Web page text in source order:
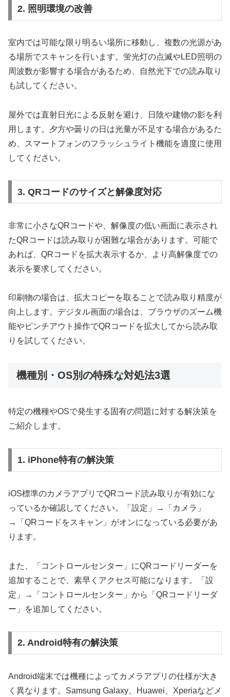
2. 照明環境の改善
室内では可能な限り明るい場所に移動し、複数の光源があ
る場所でスキャンを行います。蛍光灯の点滅やLED照明の
周波数が影響する場合があるため、自然光下での読み取り
も試してください。
屋外では直射日光による反射を避け、日陰や建物の影を利
用します。夕方や曇りの日は光量が不足する場合があるた
め、スマートフォンのフラッシュライト機能を適度に使用
してください。
3. QRコードのサイズと解像度対応
非常に小さなQRコードや、解像度の低い画面に表示され
たQRコードは読み取りが困難な場合があります。可能で
あれば、QRコードを拡大表示するか、より高解像度での
表示を要求してください。
印刷物の場合は、拡大コピーを取ることで読み取り精度が
向上します。デジタル画面の場合は、ブラウザのズーム機
能やピンチアウト操作でQRコードを拡大してから読み取
りを試してください。
機種別・OS別の特殊な対処法3選
特定の機種やOSで発生する固有の問題に対する解決策を
ご紹介します。
1. iPhone特有の解決策
iOS標準のカメラアプリでQRコード読み取りが有効にな
っているか確認してください。「設定」→「カメラ」
→「QRコードをスキャン」がオンになっている必要があ
ります。
また、「コントロールセンター」にQRコードリーダーを
追加することで、素早くアクセス可能になります。「設
定」→「コントロールセンター」から「QRコードリーダ
ー」を追加してください。
2. Android特有の解決策
Android端末では機種によってカメラアプリの仕様が大き
く異なります。Samsung Galaxy、Huawei、Xperiaなどメ